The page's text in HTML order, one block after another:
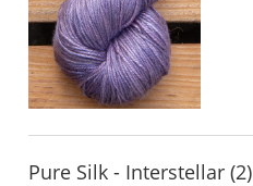
Pure Silk - Interstellar (2)